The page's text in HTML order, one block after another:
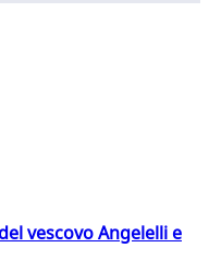
vescovo Angelelli e